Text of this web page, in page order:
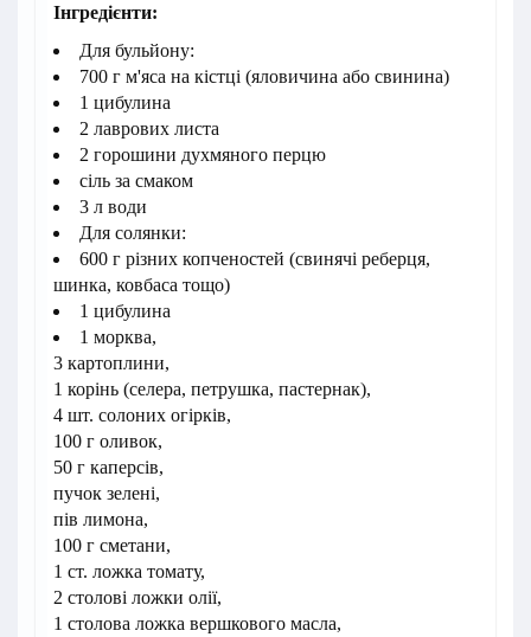
Інгредієнти:
Для бульйону:
700 г м'яса на кістці (яловичина або свинина)
1 цибулина
2 лаврових листа
2 горошини духмяного перцю
сіль за смаком
3 л води
Для солянки:
600 г різних копченостей (свинячі реберця,
шинка, ковбаса тощо)
1 цибулина
1 морква,
3 картоплини,
1 корінь (селера, петрушка, пастернак),
4 шт. солоних огірків,
100 г оливок,
50 г каперсів,
пучок зелені,
пів лимона,
100 г сметани,
1 ст. ложка томату,
2 столові ложки олії,
1 столова ложка вершкового масла,